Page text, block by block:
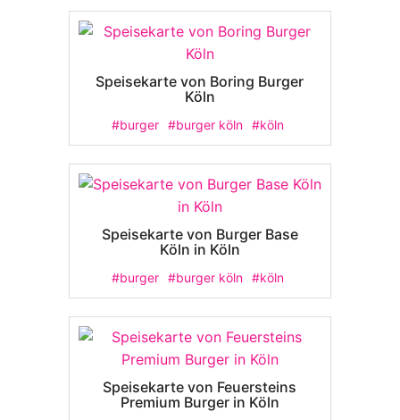
Speisekarte von Boring Burger
Köln
#burger #burger köln #köln
Speisekarte von Burger Base
Köln in Köln
#burger #burger köln #köln
Speisekarte von Feuersteins
Premium Burger in Köln